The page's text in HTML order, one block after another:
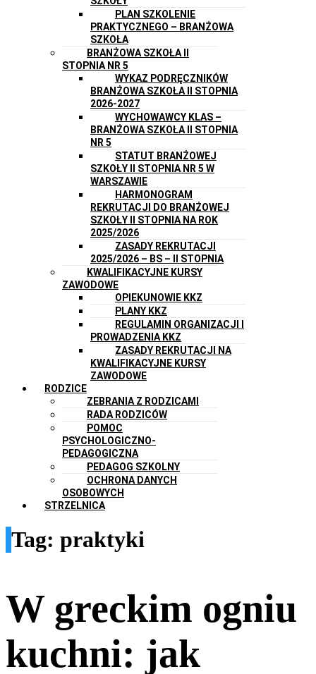
PLAN SZKOLENIE
PRAKTYCZNEGO – BRANŻOWA
SZKOŁA
BRANŻOWA SZKOŁA II
STOPNIA NR 5
WYKAZ PODRĘCZNIKÓW
BRANŻOWA SZKOŁA II STOPNIA
2026-2027
WYCHOWAWCY KLAS –
BRANŻOWA SZKOŁA II STOPNIA
NR 5
STATUT BRANŻOWEJ
SZKOŁY II STOPNIA NR 5 W
WARSZAWIE
HARMONOGRAM
REKRUTACJI DO BRANŻOWEJ
SZKOŁY II STOPNIA NA ROK
2025/2026
ZASADY REKRUTACJI
2025/2026 – BS – II STOPNIA
KWALIFIKACYJNE KURSY
ZAWODOWE
OPIEKUNOWIE KKZ
PLANY KKZ
REGULAMIN ORGANIZACJI I
PROWADZENIA KKZ
ZASADY REKRUTACJI NA
KWALIFIKACYJNE KURSY
ZAWODOWE
RODZICE
ZEBRANIA Z RODZICAMI
RADA RODZICÓW
POMOC
PSYCHOLOGICZNO-
PEDAGOGICZNA
PEDAGOG SZKOLNY
OCHRONA DANYCH
OSOBOWYCH
STRZELNICA
Tag: praktyki
W greckim ogniu
kuchni: jak